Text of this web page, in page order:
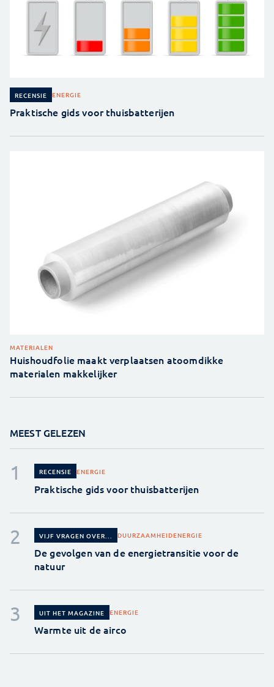
RECENSIE ENERGIE
Praktische gids voor thuisbatterijen
MATERIALEN
Huishoudfolie maakt verplaatsen atoomdikke
materialen makkelijker
MEEST GELEZEN
RECENSIE ENERGIE
Praktische gids voor thuisbatterijen
VIJF VRAGEN OVER... DUURZAAMHEIDENERGIE
De gevolgen van de energietransitie voor de
natuur
UIT HET MAGAZINE ENERGIE
Warmte uit de airco